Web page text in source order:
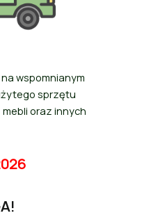
wspomnianym
sprzętu
oraz innych